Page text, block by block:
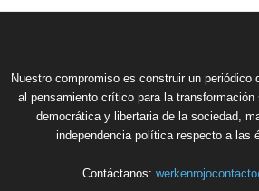
Nuestro compromiso es construir un periódico
al pensamiento crítico para la transformación
democrática y libertaria de la sociedad,
independencia política respecto a las
Contáctanos: